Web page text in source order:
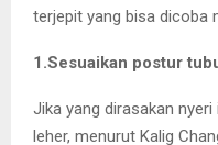
terjepit yang bisa dicoba
1.Sesuaikan postur
Jika yang dirasakan
leher, menurut Kalig